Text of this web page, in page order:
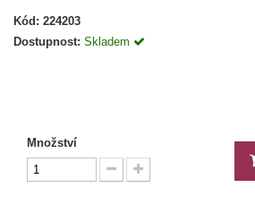
Kód: 224203
Dostupnost: Skladem
Množství